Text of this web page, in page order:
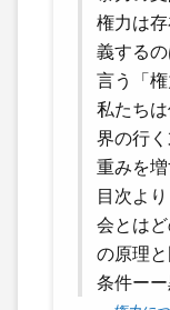
権力は
義する
言う「
私たち
界の行
重みを
目次よ
会とは
の原理
条件ー